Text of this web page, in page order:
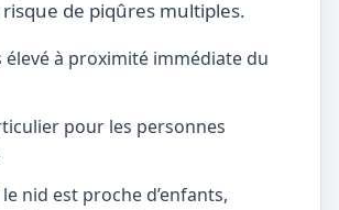
de piqûres multiples.
élevé à proximité immédiate du
pour les personnes
nid est proche d’enfants,